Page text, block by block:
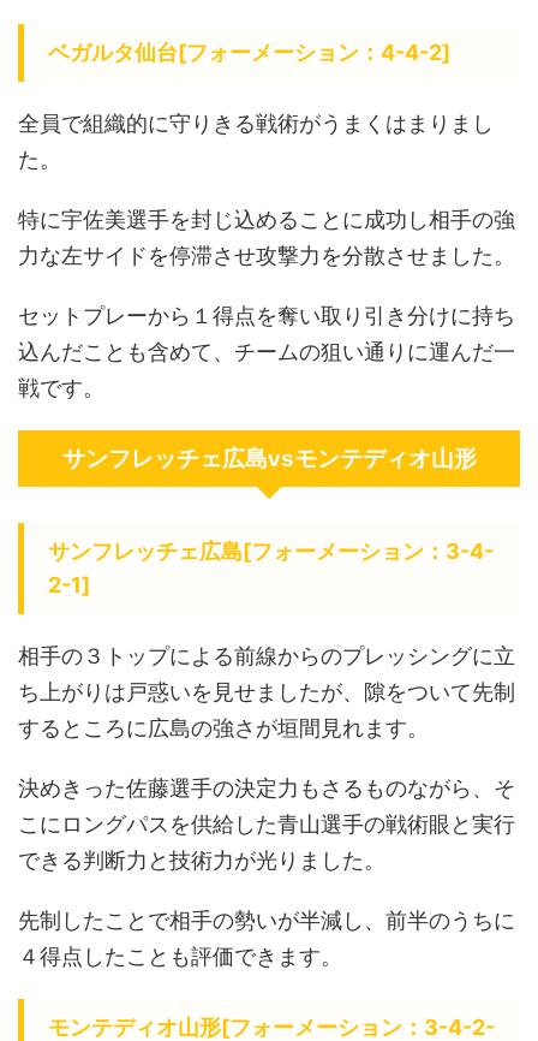
ベガルタ仙台[フォーメーション：4-4-2]
全員で組織的に守りきる戦術がうまくはまりまし
た。
特に宇佐美選手を封じ込めることに成功し相手の強
力な左サイドを停滞させ攻撃力を分散させました。
セットプレーから１得点を奪い取り引き分けに持ち
込んだことも含めて、チームの狙い通りに運んだ一
戦です。
サンフレッチェ広島vsモンテディオ山形
サンフレッチェ広島[フォーメーション：3-4-
2-1]
相手の３トップによる前線からのプレッシングに立
ち上がりは戸惑いを見せましたが、隙をついて先制
するところに広島の強さが垣間見れます。
決めきった佐藤選手の決定力もさるものながら、そ
こにロングパスを供給した青山選手の戦術眼と実行
できる判断力と技術力が光りました。
先制したことで相手の勢いが半減し、前半のうちに
４得点したことも評価できます。
モンテディオ山形[フォーメーション：3-4-2-